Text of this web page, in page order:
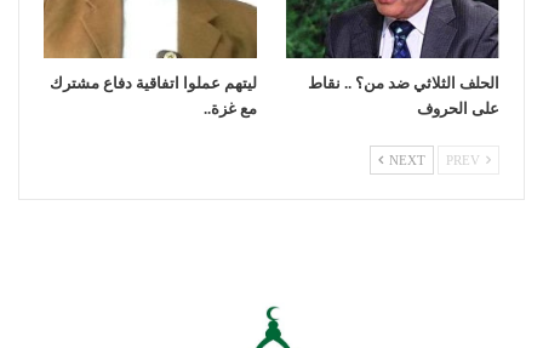
الحلف الثلاثي ضد من؟ .. نقاط
على الحروف
ليتهم عملوا اتفاقية دفاع مشترك
مع غزة..
NEXT